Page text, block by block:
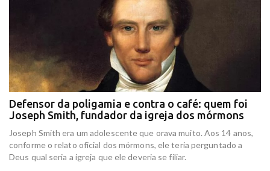
Defensor da poligamia e contra o café: quem foi
Joseph Smith, fundador da igreja dos mórmons
Joseph Smith era um adolescente que orava muito. Aos 14 anos,
conforme o relato oficial dos mórmons, ele teria perguntado a
Deus qual seria a igreja que ele deveria se filiar.